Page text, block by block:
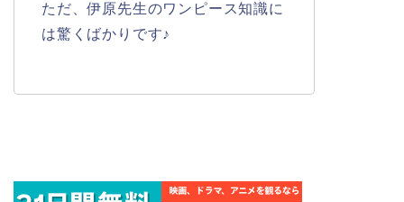
ただ、伊原先生のワンピース知識に
は驚くばかりです♪